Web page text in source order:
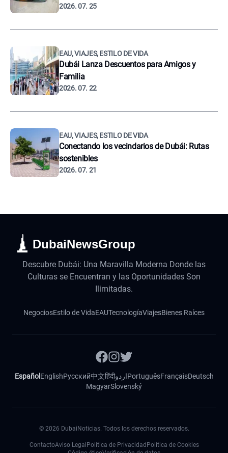
2026. 07. 25
EAU, VIAJES, ESTILO DE VIDA
Dubái Lanza Descuentos para Amigos y
Familia
2026. 07. 22
EAU, VIAJES, ESTILO DE VIDA
Conectando los vecindarios de Dubái: Rutas
sostenibles
2026. 07. 21
DubaiNewsGroup
Descubre Dubái: Una Maravilla Moderna Donde las
Culturas se Encuentran y las Oportunidades Son
Ilimitadas.
NegociosEstilo de VidaEAUTecnologíaViajesBienes Raíces
Español EnglishРусский中文हिंदीاردوPortuguêsFrançaisDeutsch
MagyarSlovenský
© 2026 DubaiNoticias. Todos los derechos reservados.
ContactoAviso Legal Política de Privacidad Política de Cookies